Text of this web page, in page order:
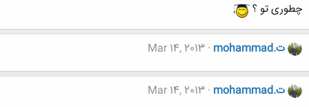
چطوری تو ؟
mohammad.ت Mar 14, 2013
mohammad.ت Mar 14, 2013